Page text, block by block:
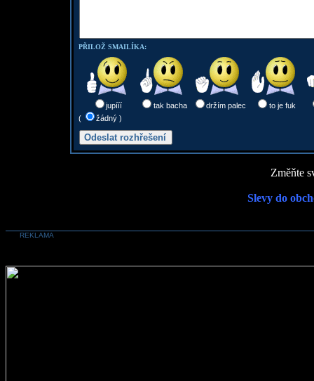
PŘILOŽ SMAILÍKA:
jupííí tak bacha držím palec
to je fuk
(
žádný )
Změňte
Slevy do
REKLAMA